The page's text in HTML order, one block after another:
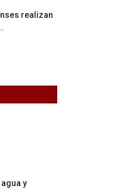
realizan
y